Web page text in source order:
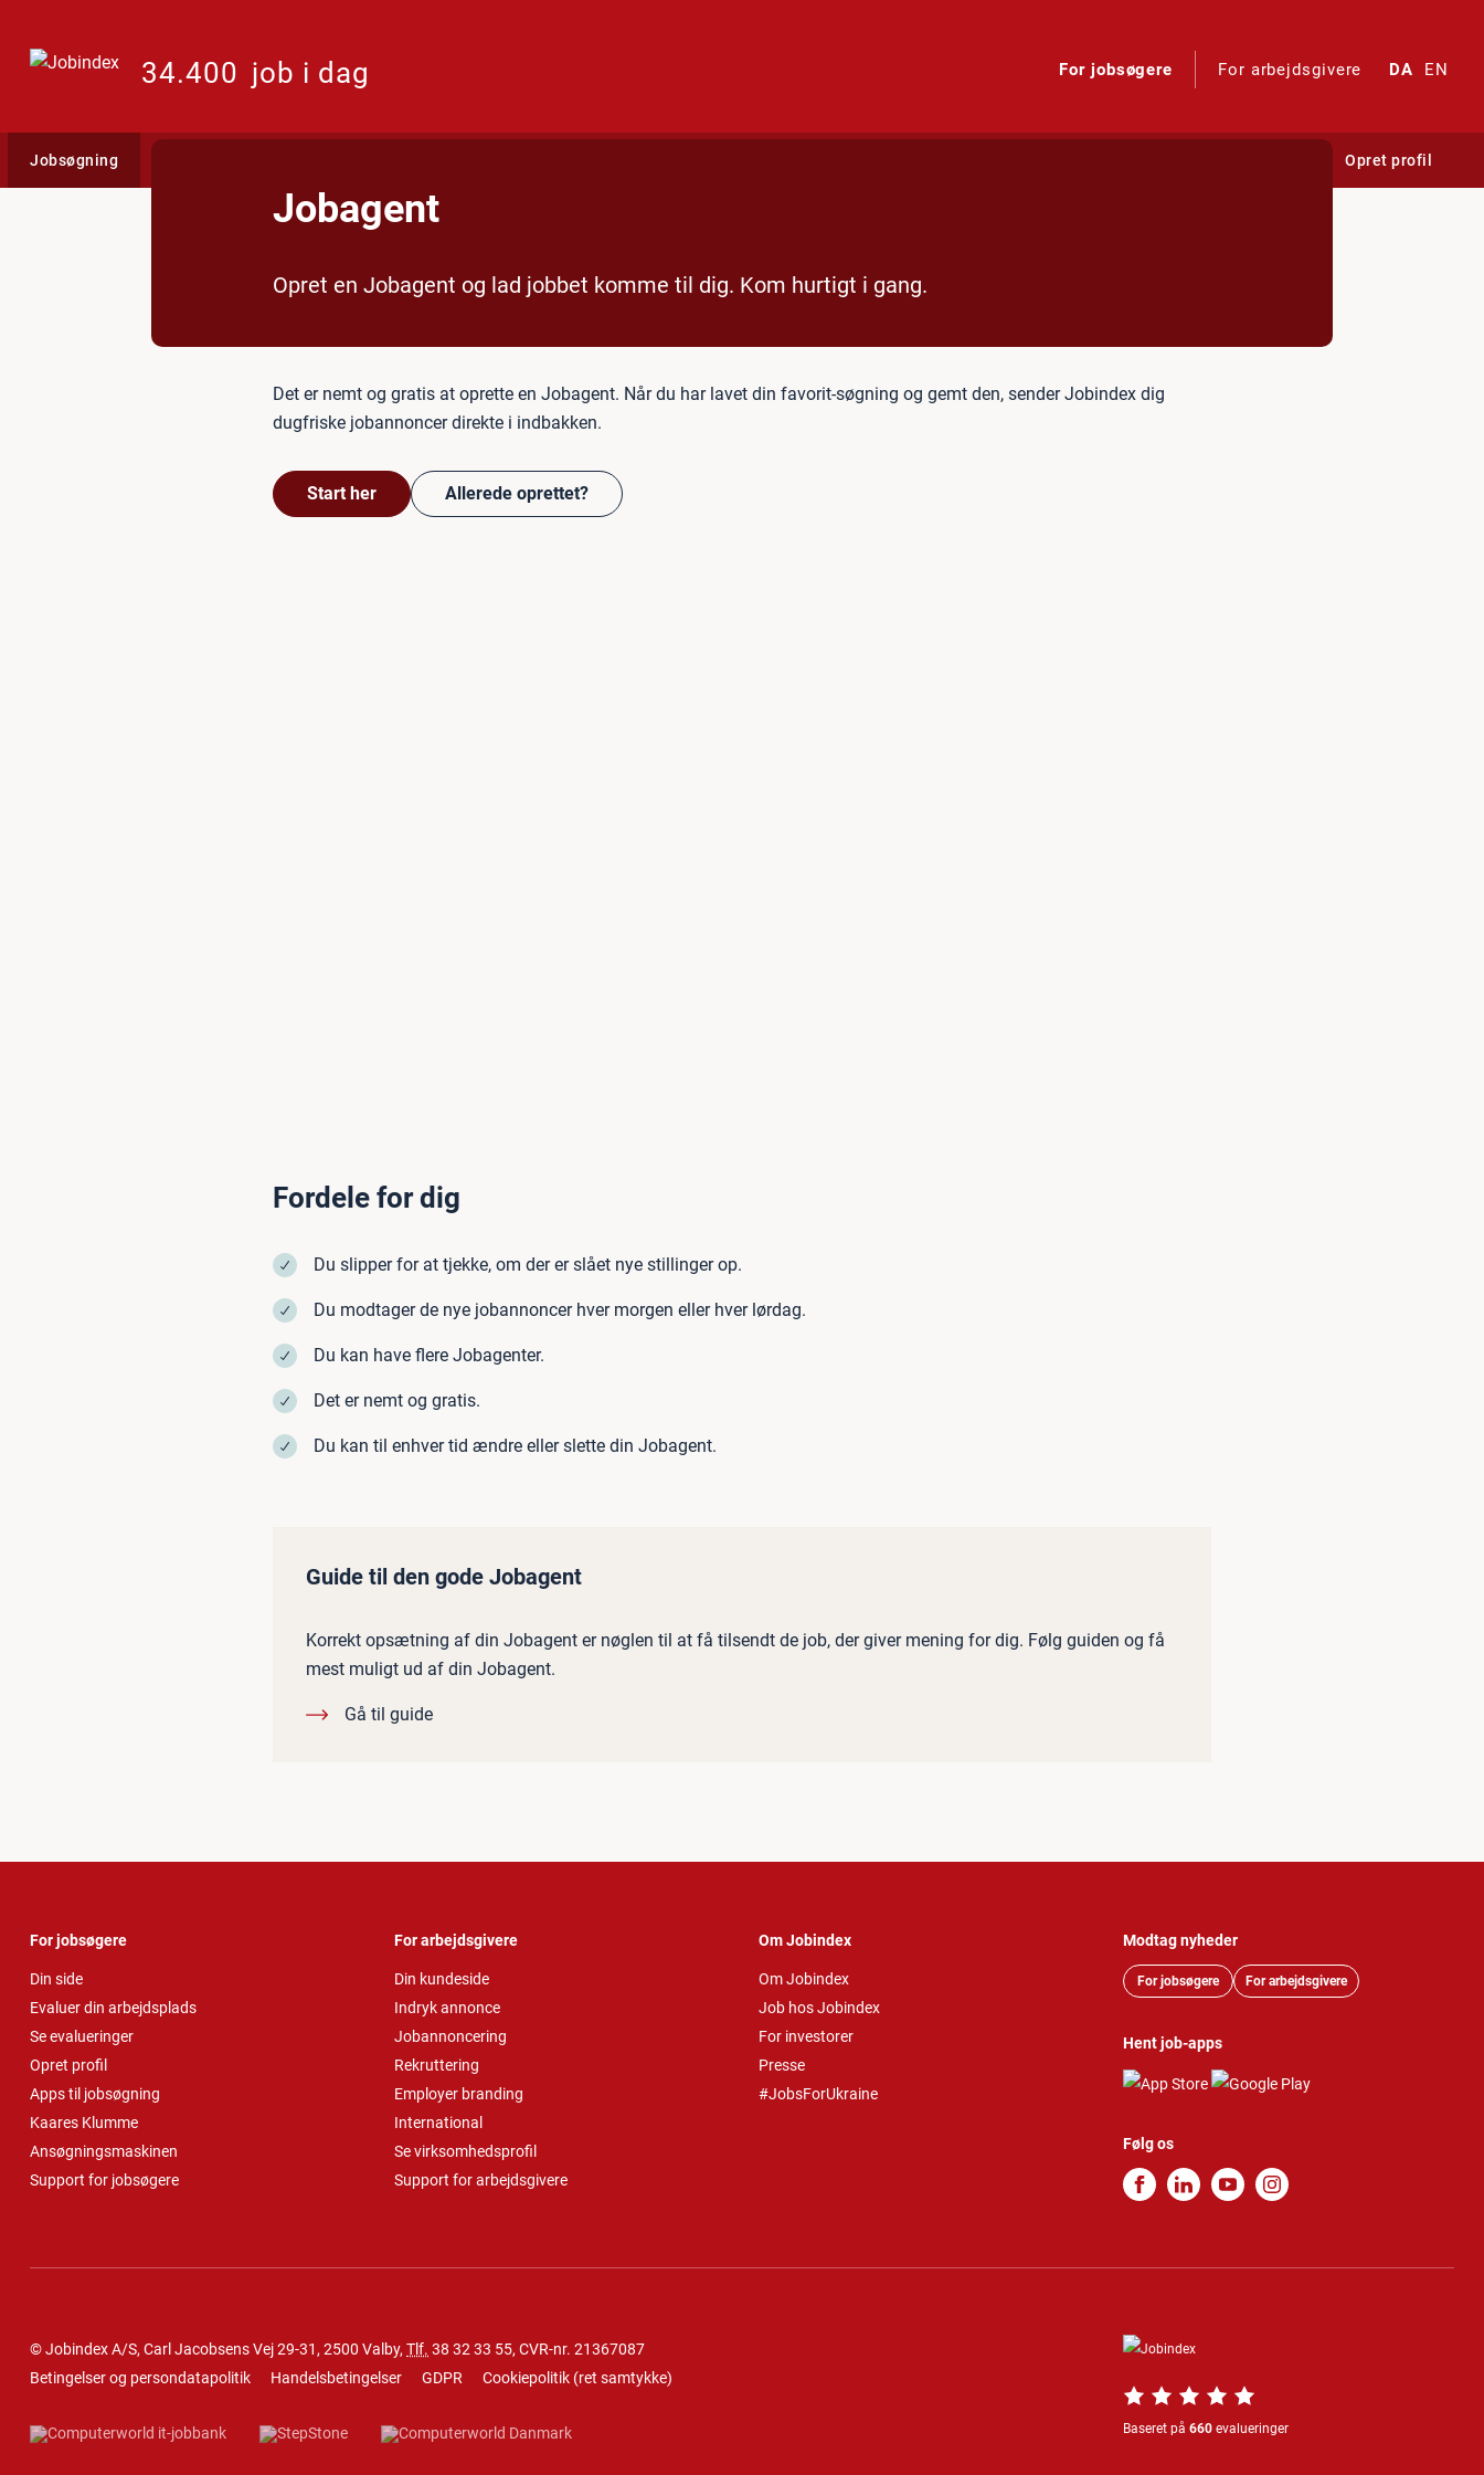
34.400 job i dag For jobsøgere For arbejdsgivere DA EN
Jobsøgning Opret profil
Jobagent
Opret en Jobagent og lad jobbet komme til dig. Kom hurtigt i gang.
Det er nemt og gratis at oprette en Jobagent. Når du har lavet din favorit-søgning og gemt den, sender Jobindex dig
dugfriske jobannoncer direkte i indbakken.
Start her Allerede oprettet?
Fordele for dig
Du slipper for at tjekke, om der er slået nye stillinger op.
Du modtager de nye jobannoncer hver morgen eller hver lørdag.
Du kan have flere Jobagenter.
Det er nemt og gratis.
Du kan til enhver tid ændre eller slette din Jobagent.
Guide til den gode Jobagent
Korrekt opsætning af din Jobagent er nøglen til at få tilsendt de job, der giver mening for dig. Følg guiden og få
mest muligt ud af din Jobagent.
Gå til guide
For jobsøgere
Din side
Evaluer din arbejdsplads
Se evalueringer
Opret profil
Apps til jobsøgning
Kaares Klumme
Ansøgningsmaskinen
Support for jobsøgere
For arbejdsgivere
Din kundeside
Indryk annonce
Jobannoncering
Rekruttering
Employer branding
International
Se virksomhedsprofil
Support for arbejdsgivere
Om Jobindex
Om Jobindex
Job hos Jobindex
For investorer
Presse
#JobsForUkraine
Modtag nyheder
For jobsøgere For arbejdsgivere
Hent job-apps
Følg os
© Jobindex A/S, Carl Jacobsens Vej 29-31, 2500 Valby, Tlf. 38 32 33 55, CVR-nr. 21367087
Betingelser og persondatapolitik
Handelsbetingelser GDPR Cookiepolitik (ret samtykke)
Baseret på 660 evalueringer